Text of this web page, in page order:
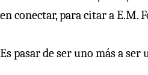
en conectar, para citar a E.M.
Es pasar de ser uno más a ser